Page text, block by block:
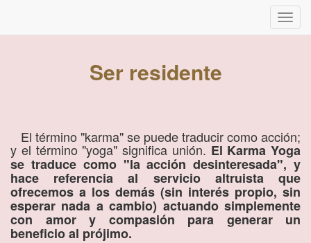
Ser residente
El término "karma" se puede traducir como acción;
y el término "yoga" significa unión. El Karma Yoga
se traduce como "la acción desinteresada", y
hace referencia al servicio altruista que
ofrecemos a los demás (sin interés propio, sin
esperar nada a cambio) actuando simplemente
con amor y compasión para generar un
beneficio al prójimo.